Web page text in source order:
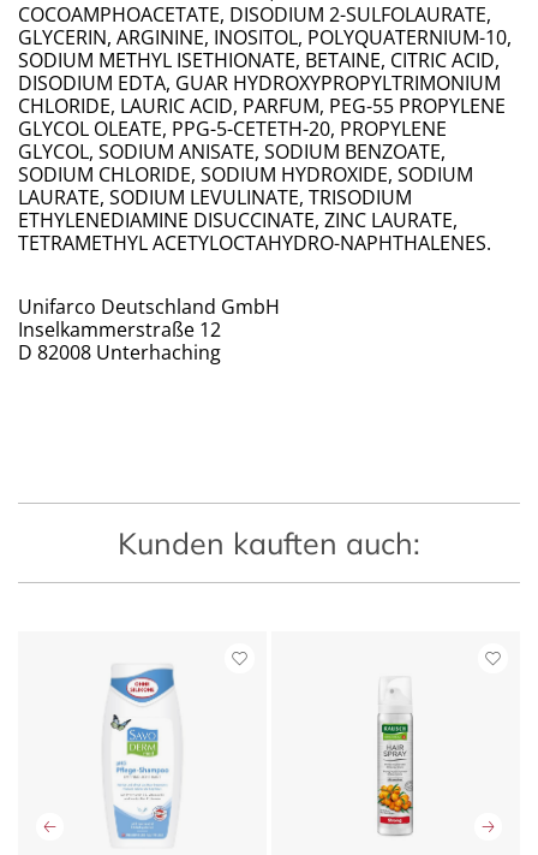
COCOAMPHOACETATE, DISODIUM 2-SULFOLAURATE,
GLYCERIN, ARGININE, INOSITOL, POLYQUATERNIUM-10,
SODIUM METHYL ISETHIONATE, BETAINE, CITRIC ACID,
DISODIUM EDTA, GUAR HYDROXYPROPYLTRIMONIUM
CHLORIDE, LAURIC ACID, PARFUM, PEG-55 PROPYLENE
GLYCOL OLEATE, PPG-5-CETETH-20, PROPYLENE
GLYCOL, SODIUM ANISATE, SODIUM BENZOATE,
SODIUM CHLORIDE, SODIUM HYDROXIDE, SODIUM
LAURATE, SODIUM LEVULINATE, TRISODIUM
ETHYLENEDIAMINE DISUCCINATE, ZINC LAURATE,
TETRAMETHYL ACETYLOCTAHYDRO-NAPHTHALENES.
Unifarco Deutschland GmbH
Inselkammerstraße 12
D 82008 Unterhaching
Kunden kauften auch: